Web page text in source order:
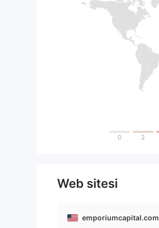
0 2
Web sitesi
emporiumcapital.com